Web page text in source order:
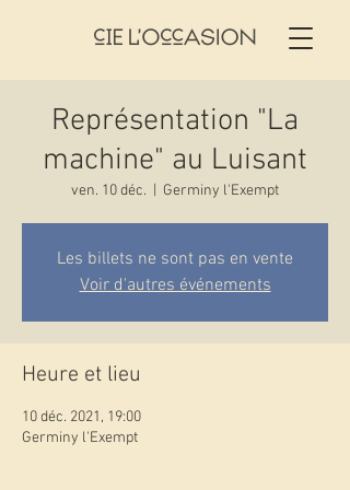
Représentation "La
machine" au Luisant
ven. 10 déc. Germiny l'Exempt
Les billets ne sont pas en vente
Voir d'autres événements
Heure et lieu
10 déc. 2021, 19:00
Germiny l'Exempt